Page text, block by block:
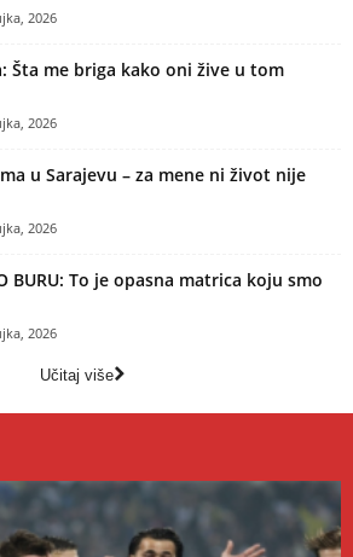
2026
Šta me briga kako oni žive u tom
2026
u Sarajevu – za mene ni život nije
2026
BURU: To je opasna matrica koju smo
2026
Učitaj više